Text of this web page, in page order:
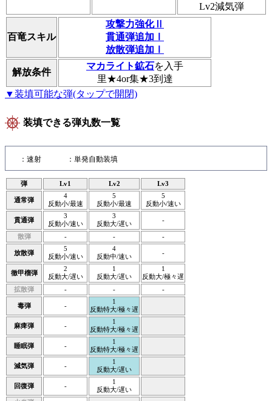
Lv2減気弾
百竜スキル
攻撃力強化Ⅱ
貫通弾追加Ⅰ
放散弾追加Ⅰ
解放条件
マカライト鉱石を入手
里★4or集★3到達
▼装填可能な弾(タップで開閉)
装填できる弾丸数一覧
：速射 ：単発自動装填
弾 Lv1 Lv2 Lv3
通常弾
4
反動小/最速
5
反動小/最速
5
反動小/速い
貫通弾
3
反動小/速い
3
反動大/遅い
-
散弾 - - -
放散弾
5
反動小/速い
4
反動中/速い
-
徹甲榴弾
2
反動大/遅い
1
反動大/遅い
1
反動大/極々遅
拡散弾
- - -
毒弾 -
1
反動特大/極々遅
麻痺弾 -
1
反動特大/極々遅
睡眠弾 -
1
反動特大/極々遅
減気弾 -
1
反動大/遅い
回復弾 -
1
反動大/遅い